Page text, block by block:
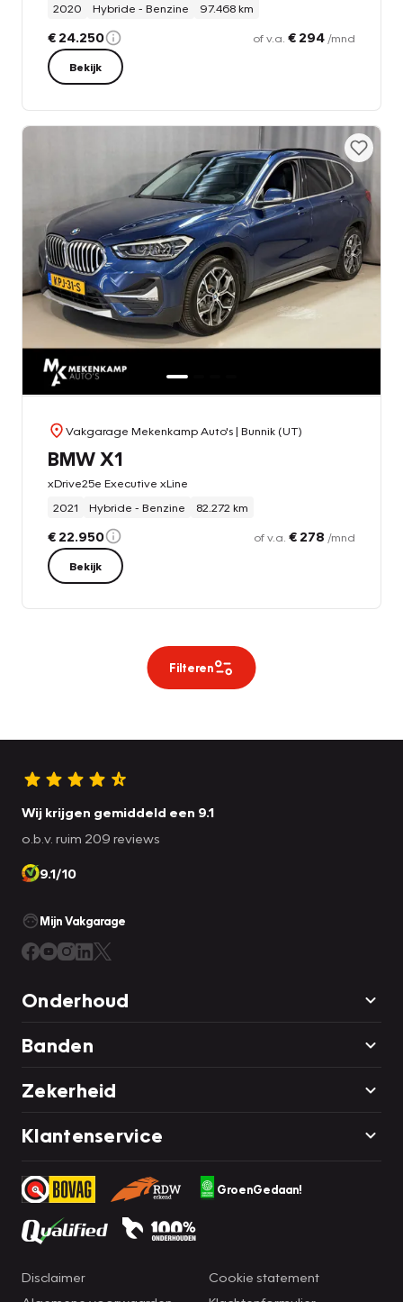
2020
Hybride - Benzine 97.468 km
€ 24.250 of v.a. € 294 /mnd
Bekijk
Vakgarage Mekenkamp Auto's| Bunnik (UT)
BMW X1
xDrive25e Executive xLine
2021
Hybride - Benzine 82.272 km
€ 22.950 of v.a. € 278 /mnd
Bekijk
Filteren
Wij krijgen gemiddeld een 9.1
o.b.v. ruim 209 reviews
9.1/10
Mijn Vakgarage
Onderhoud
Banden
Zekerheid
Klantenservice
GroenGedaan!
Disclaimer
Cookie statement